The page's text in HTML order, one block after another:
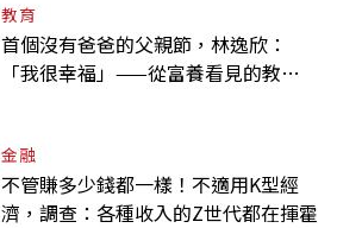
教育
首個沒有爸爸的父親節，林逸欣：
「我很幸福」——從富養看見的教養
金融
不管賺多少錢都一樣！不適用K型經
濟，調查：各種收入的Z世代都在揮霍